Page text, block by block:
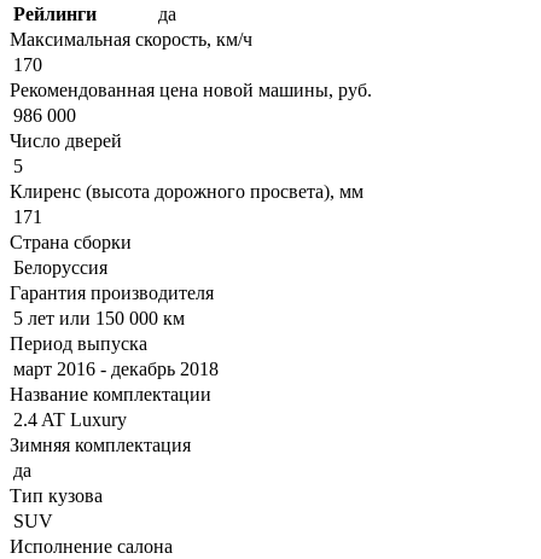
Рейлинги
да
Максимальная скорость, км/ч
170
Рекомендованная цена новой машины, руб.
986 000
Число дверей
5
Клиренс (высота дорожного просвета), мм
171
Страна сборки
Белоруссия
Гарантия производителя
5 лет или 150 000 км
Период выпуска
март 2016 - декабрь 2018
Название комплектации
2.4 AT Luxury
Зимняя комплектация
да
Тип кузова
SUV
Исполнение салона